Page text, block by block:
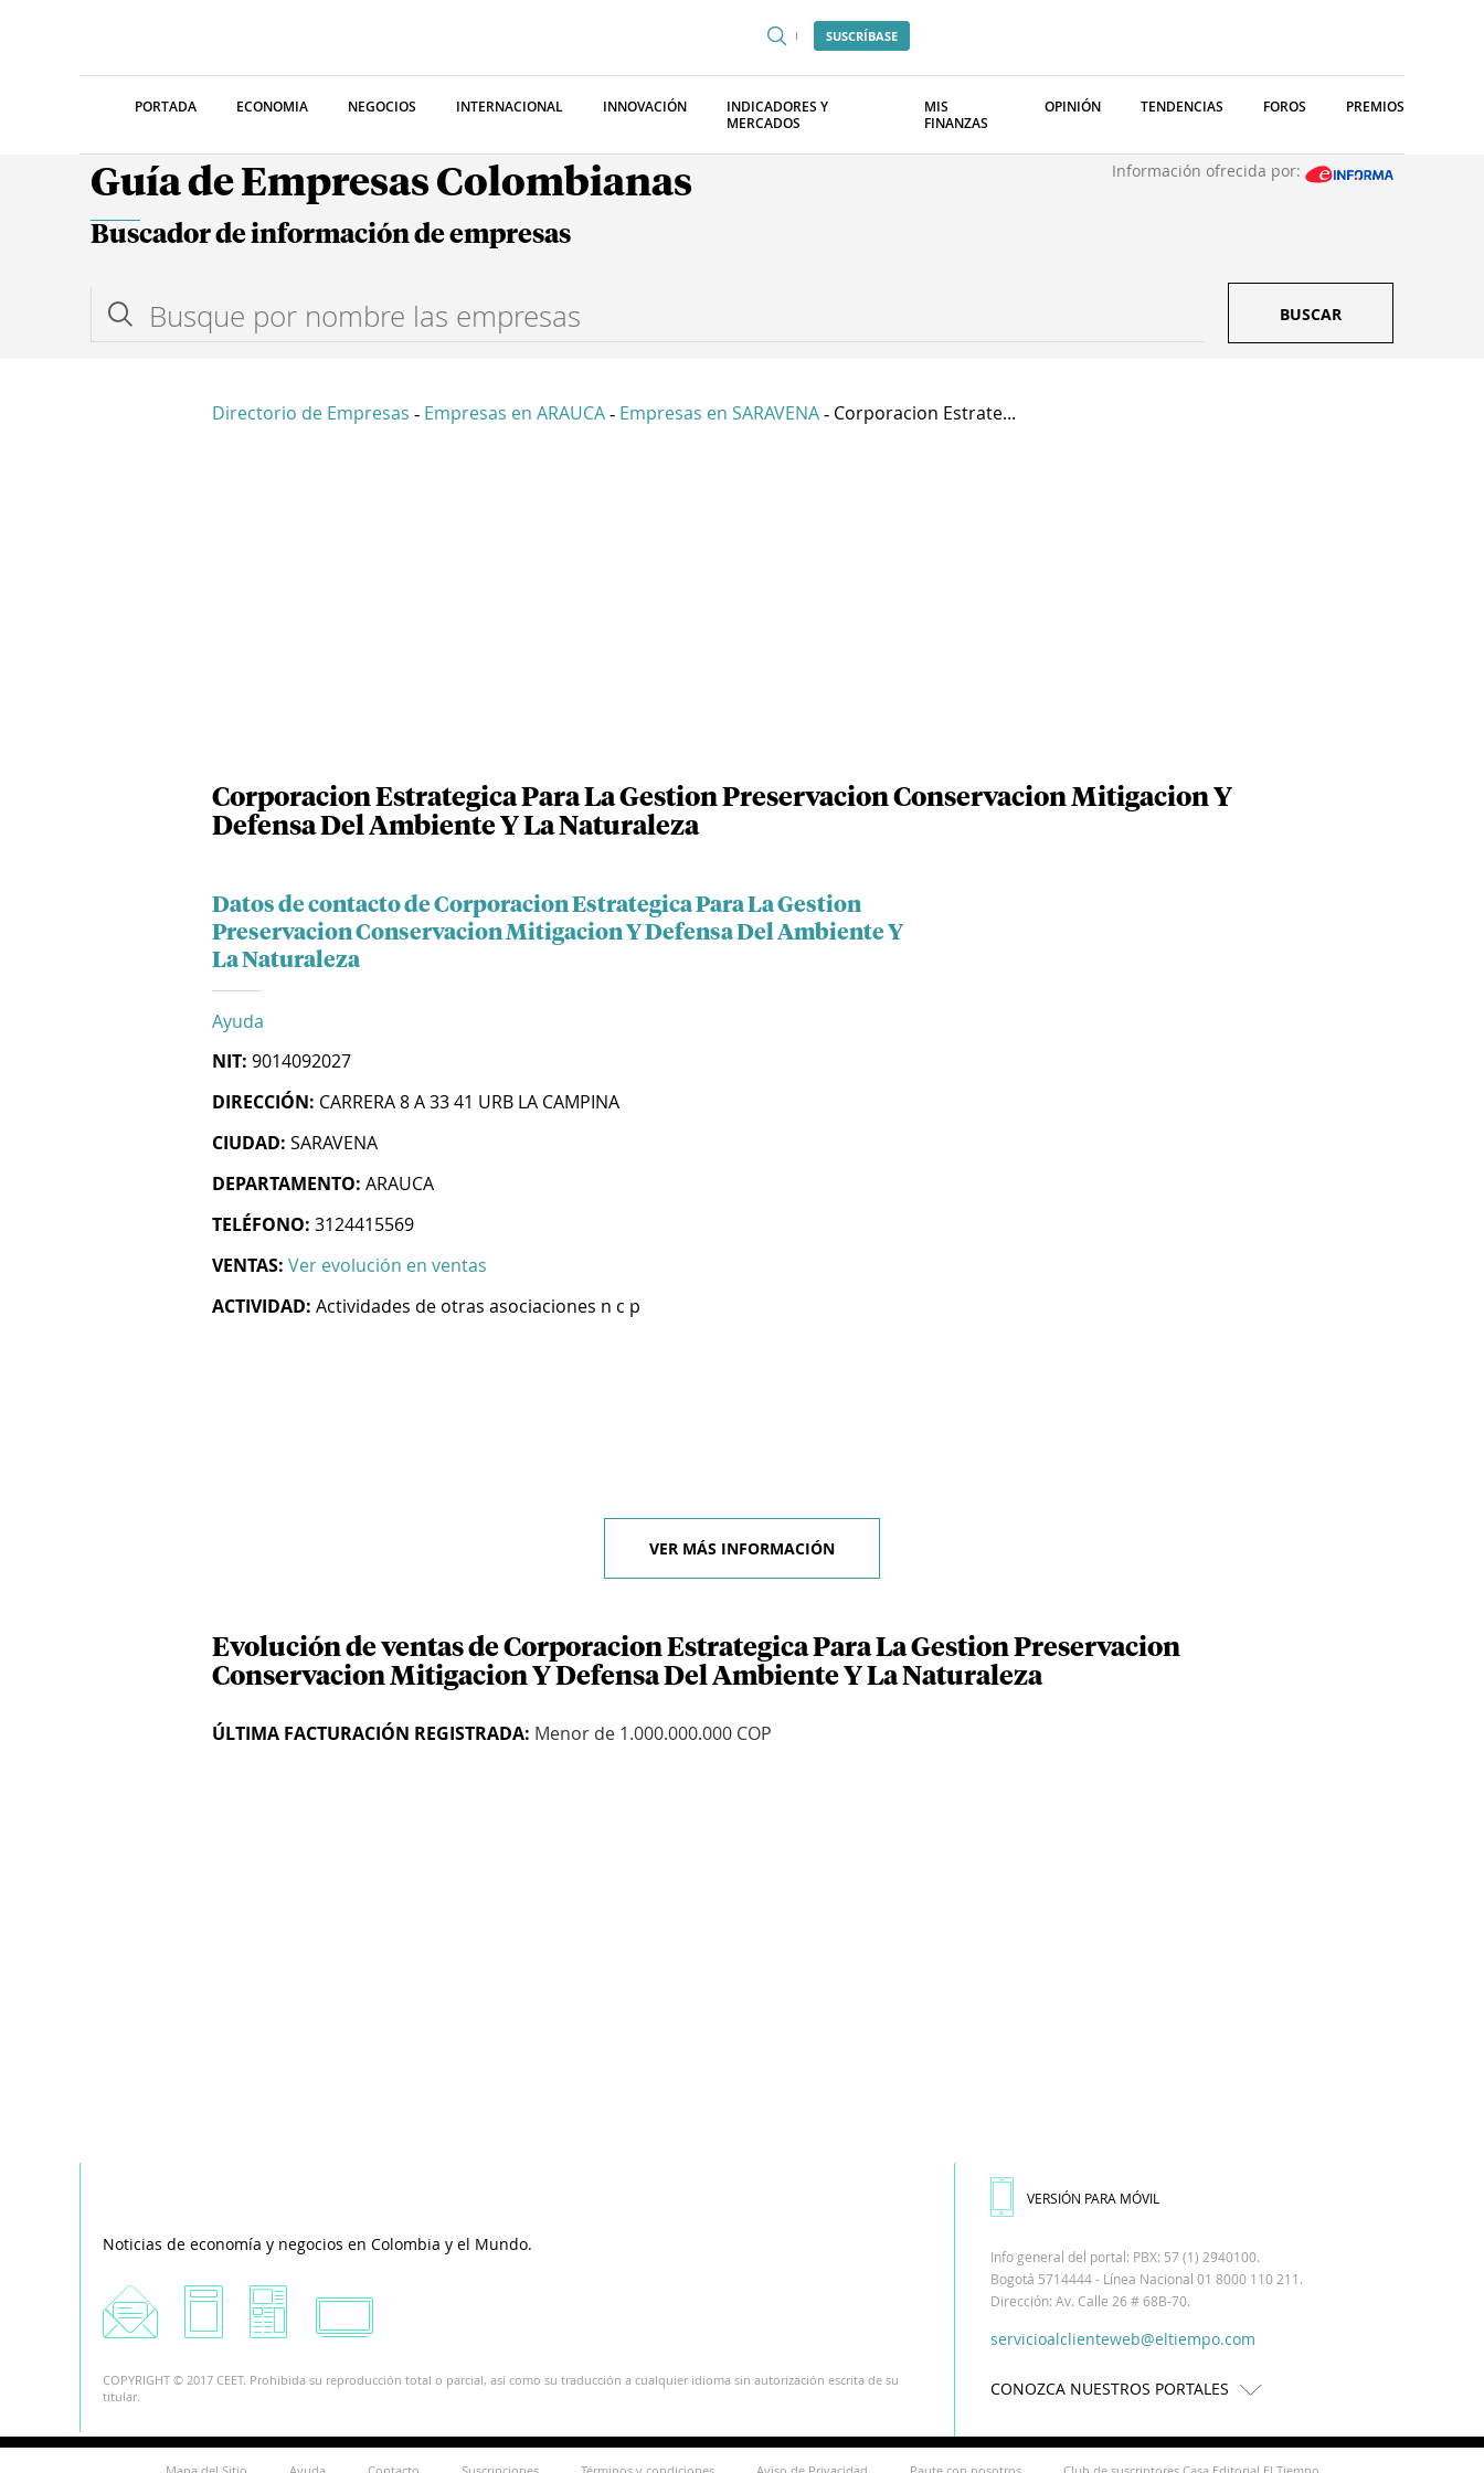
SUSCRÍBASE
PORTADA ECONOMIA NEGOCIOS INTERNACIONAL INNOVACIÓN
INDICADORES Y
MERCADOS
MIS
FINANZAS
OPINIÓN TENDENCIAS FOROS PREMIOS
Guía de Empresas Colombianas Información ofrecida por:
Buscador de información de empresas
BUSCAR
Directorio de Empresas - Empresas en ARAUCA - Empresas en SARAVENA - Corporacion Estrate...
Corporacion Estrategica Para La Gestion Preservacion Conservacion Mitigacion Y
Defensa Del Ambiente Y La Naturaleza
Datos de contacto de Corporacion Estrategica Para La Gestion
Preservacion Conservacion Mitigacion Y Defensa Del Ambiente Y
La Naturaleza
Ayuda
NIT: 9014092027
DIRECCIÓN: CARRERA 8 A 33 41 URB LA CAMPINA
CIUDAD: SARAVENA
DEPARTAMENTO: ARAUCA
TELÉFONO: 3124415569
VENTAS: Ver evolución en ventas
ACTIVIDAD: Actividades de otras asociaciones n c p
VER MÁS INFORMACIÓN
Evolución de ventas de Corporacion Estrategica Para La Gestion Preservacion
Conservacion Mitigacion Y Defensa Del Ambiente Y La Naturaleza
ÚLTIMA FACTURACIÓN REGISTRADA: Menor de 1.000.000.000 COP
Noticias de economía y negocios en Colombia y el Mundo.
COPYRIGHT © 2017 CEET. Prohibida su reproducción total o parcial, así como su traducción a cualquier idioma sin autorización escrita de su
titular.
VERSIÓN PARA MÓVIL
Info general del portal: PBX: 57 (1) 2940100.
Bogotá 5714444 - Línea Nacional 01 8000 110 211.
Dirección: Av. Calle 26 # 68B-70.
servicioalclienteweb@eltiempo.com
CONOZCA NUESTROS PORTALES